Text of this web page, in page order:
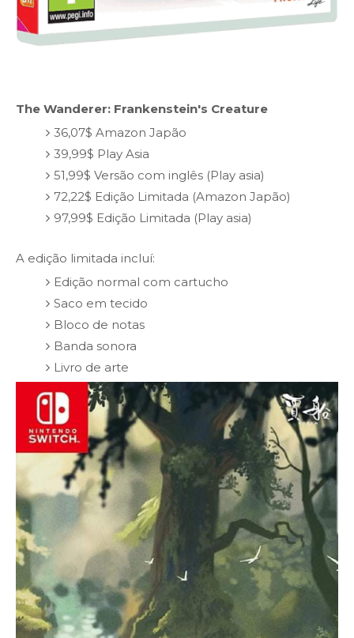
The Wanderer: Frankenstein's Creature
36,07$ Amazon Japão
39,99$ Play Asia
51,99$ Versão com inglês (Play asia)
72,22$ Edição Limitada (Amazon Japão)
97,99$ Edição Limitada (Play asia)
A edição limitada incluí:
Edição normal com cartucho
Saco em tecido
Bloco de notas
Banda sonora
Livro de arte